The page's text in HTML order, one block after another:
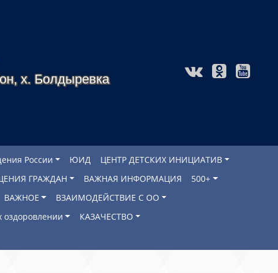
х. Болдыревка
России ЮИД
ЦЕНТР ДЕТСКИХ ИНИЦИАТИВ
ГРАЖДАН ВАЖНАЯ ИНФОРМАЦИЯ
500+
ВАЖНОЕ
ВЗАИМОДЕЙСТВИЕ С ОО
оздоровлении
КАЗАЧЕСТВО